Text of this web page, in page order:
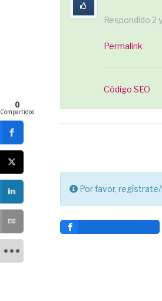
Respondido 2
Permalink
Código SEO
Por favor,
0
Compartidos